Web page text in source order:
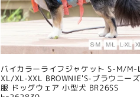
バイカラーライフジャケット S-M/
XL/XL-XXL BROWNIE'S-ブラウニー
服 ドッグウェア 小型犬 BR26SS